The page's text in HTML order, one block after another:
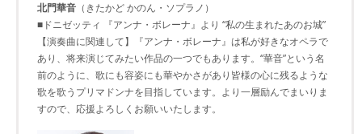
北門華音 （きたかど かのん・ソプラノ）
■ドニゼッティ 『アンナ・ボレーナ』より “私の生まれたあのお城”
【演奏曲に関連して】『アンナ・ボレーナ』は私が好きなオペラで
あり、将来演じてみたい作品の一つでもあります。“華音”という名
前のように、歌にも容姿にも華やかさがあり皆様の心に残るような
歌を歌うプリマドンナを目指しています。より一層励んでまいりま
すので、応援よろしくお願いいたします。